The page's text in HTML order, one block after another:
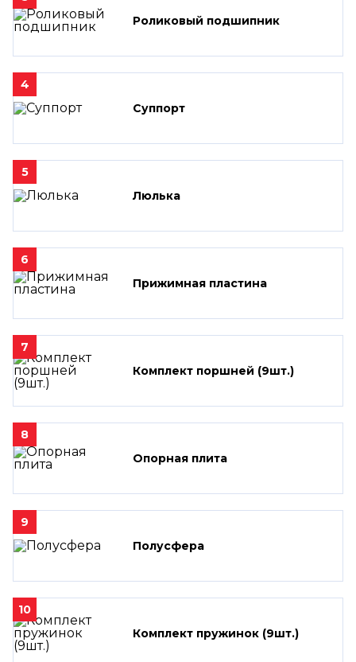
Роликовый подшипник
4
Суппорт
5
Люлька
6
Прижимная пластина
7
Комплект поршней (9шт.)
8
Опорная плита
9
Полусфера
10
Комплект пружинок (9шт.)